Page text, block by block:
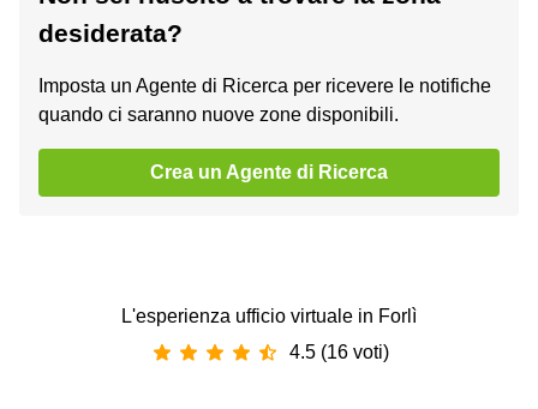
desiderata?
Imposta un Agente di Ricerca per ricevere le notifiche
quando ci saranno nuove zone disponibili.
Crea un Agente di Ricerca
L'esperienza ufficio virtuale in Forlì
4.5 (16 voti)